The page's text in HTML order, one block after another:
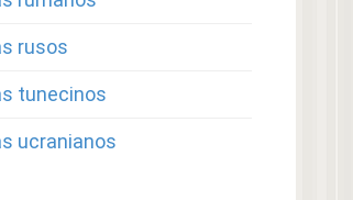
rusos
tunecinos
ucranianos